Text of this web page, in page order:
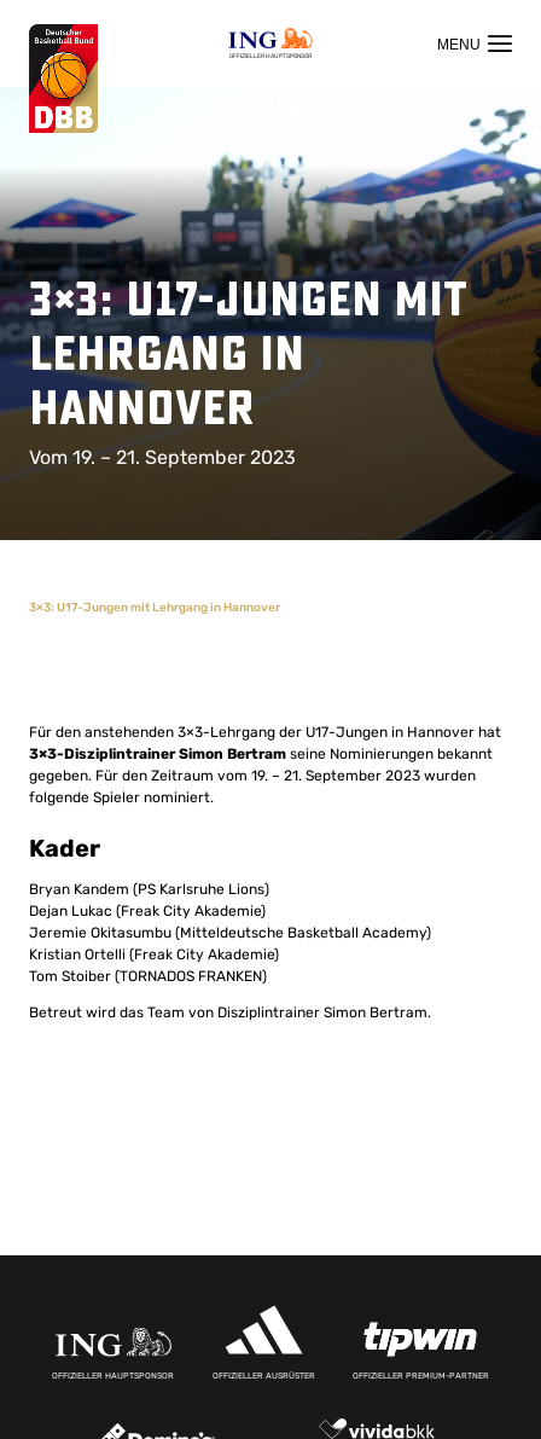
OFFIZIELLER HAUPTSPONSOR
3×3: U17-Jungen mit
Lehrgang in
Hannover
Vom 19. – 21. September 2023
3×3: U17-Jungen mit Lehrgang in Hannover
Für den anstehenden 3×3-Lehrgang der U17-Jungen in Hannover hat
3×3-Disziplintrainer Simon Bertram seine Nominierungen bekannt
gegeben. Für den Zeitraum vom 19. – 21. September 2023 wurden
folgende Spieler nominiert.
Kader
Bryan Kandem (PS Karlsruhe Lions)
Dejan Lukac (Freak City Akademie)
Jeremie Okitasumbu (Mitteldeutsche Basketball Academy)
Kristian Ortelli (Freak City Akademie)
Tom Stoiber (TORNADOS FRANKEN)
Betreut wird das Team von Disziplintrainer Simon Bertram.
OFFIZIELLER HAUPTSPONSOR OFFIZIELLER AUSRÜSTER OFFIZIELLER PREMIUM-PARTNER